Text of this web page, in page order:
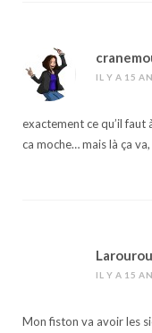
IL Y A 15
exactement ce qu’il faut
ca moche… mais là ça
Larourou
IL Y A 15
Mon fiston va avoir les